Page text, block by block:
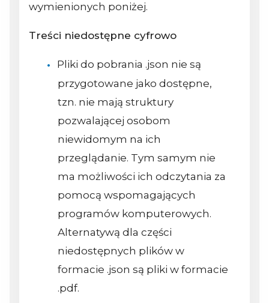
wymienionych poniżej.
Treści niedostępne cyfrowo
Pliki do pobrania .json nie są
przygotowane jako dostępne,
tzn. nie mają struktury
pozwalającej osobom
niewidomym na ich
przeglądanie. Tym samym nie
ma możliwości ich odczytania za
pomocą wspomagających
programów komputerowych.
Alternatywą dla części
niedostępnych plików w
formacie .json są pliki w formacie
.pdf.